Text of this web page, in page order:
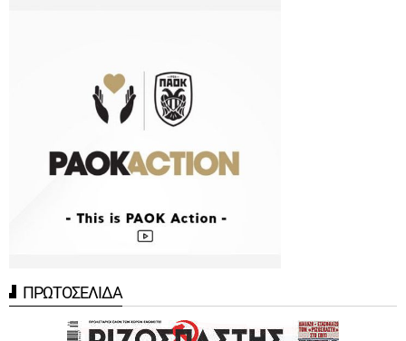
ΠΡΩΤΟΣΕΛΙΔΑ